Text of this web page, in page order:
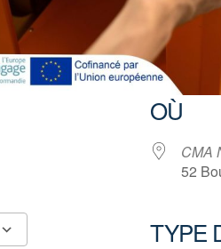
OÙ
CMA
52
TYPE